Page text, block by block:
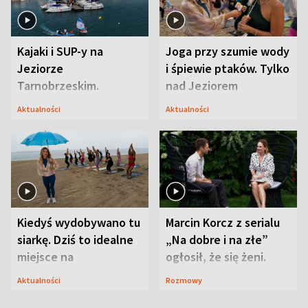
Kajaki i SUP-y na
Jeziorze
Tarnobrzeskim.
Przyrodnicy zwracają
Aktualności
Joga przy szumie wody
i śpiewie ptaków. Tylko
nad Jeziorem
Tarnobrzeskim
Aktualności
Kiedyś wydobywano tu
siarkę. Dziś to idealne
miejsce na
wypoczynek
Aktualności
Marcin Korcz z serialu
„Na dobre i na złe”
ogłosił, że się żeni.
Zdradził, co zmienił
Rozmowy